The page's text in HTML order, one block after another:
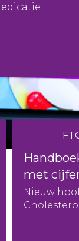
met
Nieuw